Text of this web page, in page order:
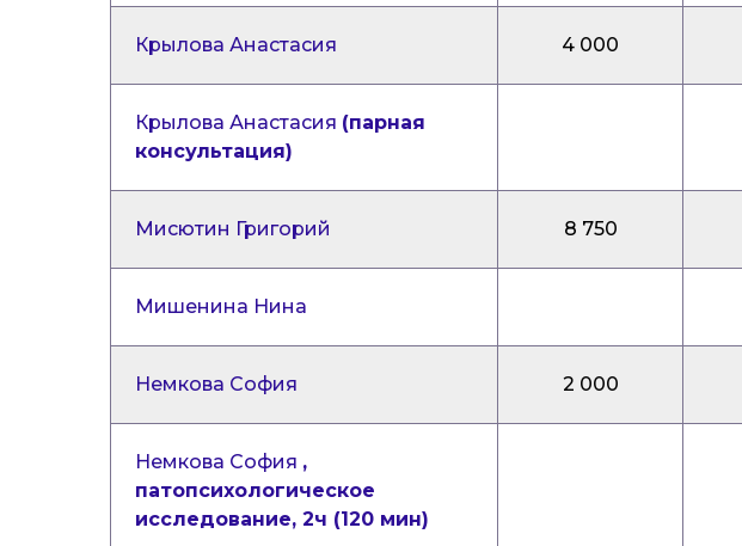
Крылова Анастасия 4 000
Крылова Анастасия (парная
консультация)
Мисютин Григорий 8 750
Мишенина Нина
Немкова София 2 000
Немкова София ,
патопсихологическое
исследование, 2ч (120 мин)